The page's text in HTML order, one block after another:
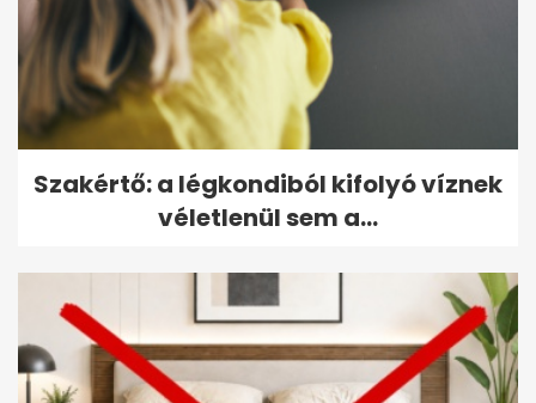
Szakértő: a légkondiból kifolyó víznek
véletlenül sem a...